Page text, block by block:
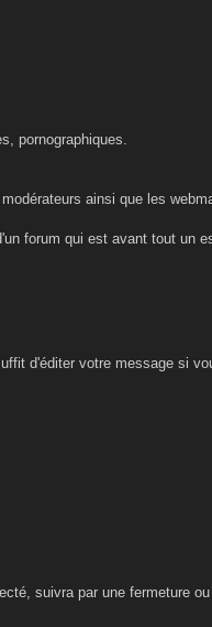
pornographiques.
ainsi que les
forum qui est avant tout un
d'éditer votre message si
suivra par une fermeture